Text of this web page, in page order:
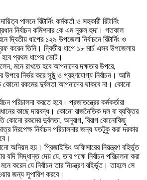
পালনে রিটার্নিং কর্মকর্তা ও সহকারী রিটার্নিং
প্রধান নির্বাচন কমিশনার কে এম নূরুল হুদা। গতকাল
দ্বিতীয় ধাপের ১২৯ উপজেলা নির্বাচনে রিটার্নিং ও
ব্রিফ করেন তিনি। দ্বিতীয় ধাপে ১৮ মার্চ এসব উপজেলায়
প্রথম ধাপের ভোট।
মনে রাখতে হবে আপনাদের দক্ষতার উপরে,
উপরে নির্ভর করে সুষ্ঠু ও গ্রহণযোগ্য নির্বাচন। আমি
রকমের দুর্বলতা আপনাদের থাকবে না। কোনো
পরিচালনা করতে হবে। প্রজাতন্ত্রের কর্মকর্তারা
কাছে দায়বদ্ধ। কোনো রাজনৈতিক দল বা ব্যক্তির
কোনো রকমের দুর্বলতা, অনুরাগ, বিরাগ কোনোকিছু
নিরপেক্ষ নির্বাচন পরিচালনার জন্য যতটুকু করা দরকার
অনিয়ম হয়। প্রিজাইডিং অফিসারের নিয়ন্ত্রণ বহির্ভূত
সিদ্ধান্ত দেয় যে, তার পক্ষে নির্বাচন পরিচালনা করা
মনে করেন যে নির্বাচন তার নিয়ন্ত্রণ বহির্ভূত। তাহলে সে
জন্য সুপারিশ করবে।